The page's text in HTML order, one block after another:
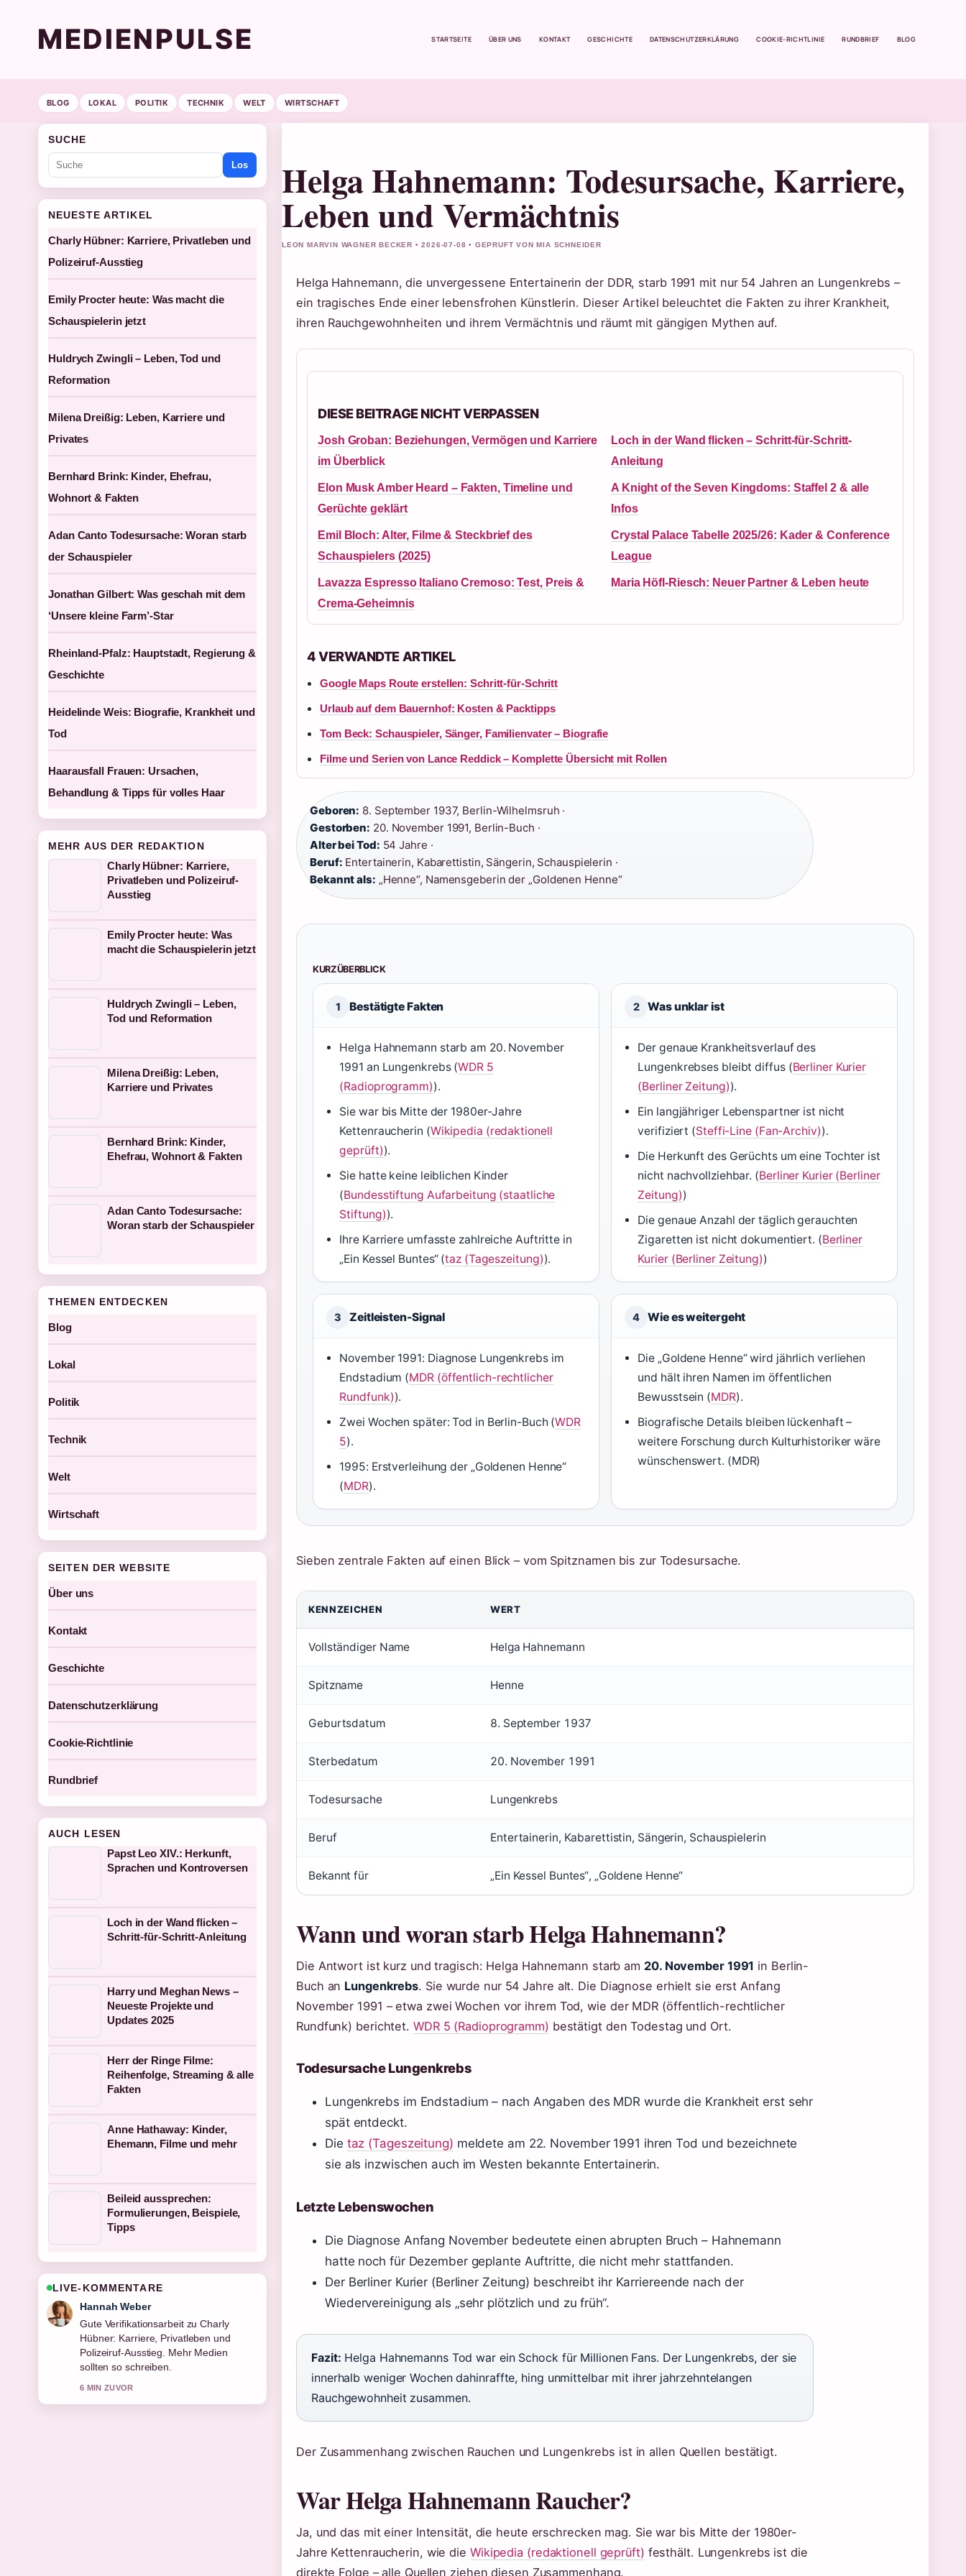
MEDIENPULSE STARTSEITE ÜBER UNS KONTAKT GESCHICHTE DATENSCHUTZERKLÄRUNG COOKIE-RICHTLINIE RUNDBRIEF BLOG
BLOG LOKAL POLITIK TECHNIK WELT WIRTSCHAFT
Helga Hahnemann: Todesursache, Karriere,
Leben und Vermächtnis
LEON MARVIN WAGNER BECKER • 2026-07-08 • GEPRUFT VON MIA SCHNEIDER
Helga Hahnemann, die unvergessene Entertainerin der DDR, starb 1991 mit nur 54 Jahren an Lungenkrebs –
ein tragisches Ende einer lebensfrohen Künstlerin. Dieser Artikel beleuchtet die Fakten zu ihrer Krankheit,
ihren Rauchgewohnheiten und ihrem Vermächtnis und räumt mit gängigen Mythen auf.
DIESE BEITRAGE NICHT VERPASSEN
Josh Groban: Beziehungen, Vermögen und Karriere
im Überblick
Loch in der Wand flicken – Schritt-für-Schritt-
Anleitung
Elon Musk Amber Heard – Fakten, Timeline und
Gerüchte geklärt
A Knight of the Seven Kingdoms: Staffel 2 & alle
Infos
Emil Bloch: Alter, Filme & Steckbrief des
Schauspielers (2025)
Crystal Palace Tabelle 2025/26: Kader & Conference
League
Lavazza Espresso Italiano Cremoso: Test, Preis &
Crema-Geheimnis
Maria Höfl-Riesch: Neuer Partner & Leben heute
4 VERWANDTE ARTIKEL
Google Maps Route erstellen: Schritt-für-Schritt
Urlaub auf dem Bauernhof: Kosten & Packtipps
Tom Beck: Schauspieler, Sänger, Familienvater – Biografie
Filme und Serien von Lance Reddick – Komplette Übersicht mit Rollen
Geboren: 8. September 1937, Berlin-Wilhelmsruh ·
Gestorben: 20. November 1991, Berlin-Buch ·
Alter bei Tod: 54 Jahre ·
Beruf: Entertainerin, Kabarettistin, Sängerin, Schauspielerin ·
Bekannt als: „Henne“, Namensgeberin der „Goldenen Henne“
KURZÜBERBLICK
1 Bestätigte Fakten
Helga Hahnemann starb am 20. November
1991 an Lungenkrebs (WDR 5
(Radioprogramm)).
Sie war bis Mitte der 1980er-Jahre
Kettenraucherin (Wikipedia (redaktionell
geprüft)).
Sie hatte keine leiblichen Kinder
(Bundesstiftung Aufarbeitung (staatliche
Stiftung)).
Ihre Karriere umfasste zahlreiche Auftritte in
„Ein Kessel Buntes“ (taz (Tageszeitung)).
2 Was unklar ist
Der genaue Krankheitsverlauf des
Lungenkrebses bleibt diffus (Berliner Kurier
(Berliner Zeitung)).
Ein langjähriger Lebenspartner ist nicht
verifiziert (Steffi-Line (Fan-Archiv)).
Die Herkunft des Gerüchts um eine Tochter ist
nicht nachvollziehbar. (Berliner Kurier (Berliner
Zeitung))
Die genaue Anzahl der täglich gerauchten
Zigaretten ist nicht dokumentiert. (Berliner
Kurier (Berliner Zeitung))
3 Zeitleisten-Signal
November 1991: Diagnose Lungenkrebs im
Endstadium (MDR (öffentlich-rechtlicher
Rundfunk)).
Zwei Wochen später: Tod in Berlin-Buch (WDR
5).
1995: Erstverleihung der „Goldenen Henne“
(MDR).
4 Wie es weitergeht
Die „Goldene Henne“ wird jährlich verliehen
und hält ihren Namen im öffentlichen
Bewusstsein (MDR).
Biografische Details bleiben lückenhaft –
weitere Forschung durch Kulturhistoriker wäre
wünschenswert. (MDR)
Sieben zentrale Fakten auf einen Blick – vom Spitznamen bis zur Todesursache.
KENNZEICHEN WERT
Vollständiger Name Helga Hahnemann
Spitzname Henne
Geburtsdatum 8. September 1937
Sterbedatum 20. November 1991
Todesursache Lungenkrebs
Beruf Entertainerin, Kabarettistin, Sängerin, Schauspielerin
Bekannt für „Ein Kessel Buntes“, „Goldene Henne“
Wann und woran starb Helga Hahnemann?
Die Antwort ist kurz und tragisch: Helga Hahnemann starb am 20. November 1991 in Berlin-
Buch an Lungenkrebs. Sie wurde nur 54 Jahre alt. Die Diagnose erhielt sie erst Anfang
November 1991 – etwa zwei Wochen vor ihrem Tod, wie der MDR (öffentlich-rechtlicher
Rundfunk) berichtet. WDR 5 (Radioprogramm) bestätigt den Todestag und Ort.
Todesursache Lungenkrebs
Lungenkrebs im Endstadium – nach Angaben des MDR wurde die Krankheit erst sehr
spät entdeckt.
Die taz (Tageszeitung) meldete am 22. November 1991 ihren Tod und bezeichnete
sie als inzwischen auch im Westen bekannte Entertainerin.
Letzte Lebenswochen
Die Diagnose Anfang November bedeutete einen abrupten Bruch – Hahnemann
hatte noch für Dezember geplante Auftritte, die nicht mehr stattfanden.
Der Berliner Kurier (Berliner Zeitung) beschreibt ihr Karriereende nach der
Wiedervereinigung als „sehr plötzlich und zu früh“.
Fazit: Helga Hahnemanns Tod war ein Schock für Millionen Fans. Der Lungenkrebs, der sie
innerhalb weniger Wochen dahinraffte, hing unmittelbar mit ihrer jahrzehntelangen
Rauchgewohnheit zusammen.
Der Zusammenhang zwischen Rauchen und Lungenkrebs ist in allen Quellen bestätigt.
War Helga Hahnemann Raucher?
Ja, und das mit einer Intensität, die heute erschrecken mag. Sie war bis Mitte der 1980er-
Jahre Kettenraucherin, wie die Wikipedia (redaktionell geprüft) festhält. Lungenkrebs ist die
direkte Folge – alle Quellen ziehen diesen Zusammenhang.
SUCHE
Los
NEUESTE ARTIKEL
Charly Hübner: Karriere, Privatleben und
Polizeiruf-Ausstieg
Emily Procter heute: Was macht die
Schauspielerin jetzt
Huldrych Zwingli – Leben, Tod und
Reformation
Milena Dreißig: Leben, Karriere und
Privates
Bernhard Brink: Kinder, Ehefrau,
Wohnort & Fakten
Adan Canto Todesursache: Woran starb
der Schauspieler
Jonathan Gilbert: Was geschah mit dem
‘Unsere kleine Farm’-Star
Rheinland-Pfalz: Hauptstadt, Regierung &
Geschichte
Heidelinde Weis: Biografie, Krankheit und
Tod
Haarausfall Frauen: Ursachen,
Behandlung & Tipps für volles Haar
MEHR AUS DER REDAKTION
Charly Hübner: Karriere,
Privatleben und Polizeiruf-
Ausstieg
Emily Procter heute: Was
macht die Schauspielerin jetzt
Huldrych Zwingli – Leben,
Tod und Reformation
Milena Dreißig: Leben,
Karriere und Privates
Bernhard Brink: Kinder,
Ehefrau, Wohnort & Fakten
Adan Canto Todesursache:
Woran starb der Schauspieler
THEMEN ENTDECKEN
Blog
Lokal
Politik
Technik
Welt
Wirtschaft
SEITEN DER WEBSITE
Über uns
Kontakt
Geschichte
Datenschutzerklärung
Cookie-Richtlinie
Rundbrief
AUCH LESEN
Papst Leo XIV.: Herkunft,
Sprachen und Kontroversen
Loch in der Wand flicken –
Schritt-für-Schritt-Anleitung
Harry und Meghan News –
Neueste Projekte und
Updates 2025
Herr der Ringe Filme:
Reihenfolge, Streaming & alle
Fakten
Anne Hathaway: Kinder,
Ehemann, Filme und mehr
Beileid aussprechen:
Formulierungen, Beispiele,
Tipps
LIVE-KOMMENTARE
Tim Vogel
Starke Einordnung zu Emily Procter
heute: Was macht die Schauspielerin....
Das ist die klarste Zusammenfassung,
die ich heute gesehen habe.
8 MIN ZUVOR